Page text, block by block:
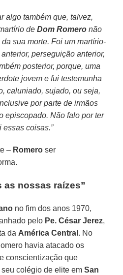
algo também que, talvez,
deDom Romero não
sua morte. Foi um martírio-
perseguição anterior,
posterior, porque, uma
jovem e fui testemunha
caluniado, sujado, ou seja,
por parte de irmãos
episcopado. Não falo por ter
essas coisas.”
– Romero ser
as nossas raízes”
no fim dos anos 1970,
pelo Pe. César Jerez,
da América Central . No
havia atacado os
conscientização que
colégio de elite emSan